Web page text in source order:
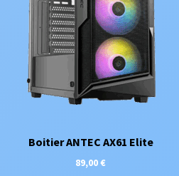
Boitier ANTEC AX61 Elite
89,00€